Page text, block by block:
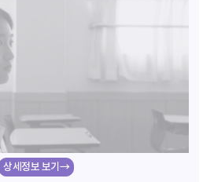
상세정보 보기→